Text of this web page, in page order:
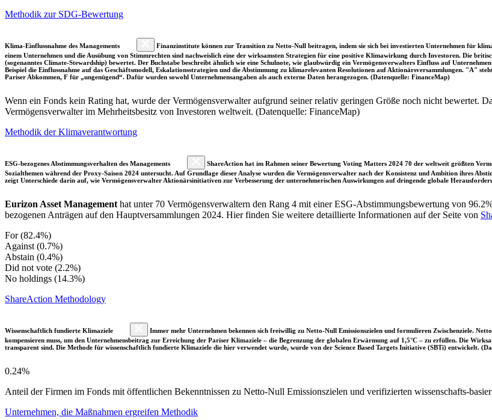
Methodik zur SDG-Bewertung
Klima-Einflussnahme des Managements
Finanzinstitute können zur Transition zu Netto-Null beitragen, indem sie sich bei investierten Unternehmen für
einem Unternehmen und die Ausübung von Stimmrechten sind nachweislich eine der wirksamsten Strategien für eine positive Klimawirkung durch Investoren. Die
(sogenanntes Climate-Stewardship) bewertet. Der Buchstabe beschreibt ähnlich wie eine Schulnote, wie glaubwürdig ein Vermögensverwalters Einfluss auf
Beispiel die Einflussnahme auf das Geschäftsmodell, Eskalationsstrategien und die Abstimmung zu klimarelevanten Resolutionen auf Aktionärsversammlungen. "A"
Pariser Abkommen, F für „ungenügend“. Dafür wurden sowohl Unternehmensangaben als auch externe Daten herangezogen. (Datenquelle: FinanceMap)
Wenn ein Fonds kein Rating hat, wurde der Vermögensverwalter aufgrund seiner relativ geringen Größe noch nicht bewertet.
Vermögensverwalter im Mehrheitsbesitz von Investoren weltweit. (Datenquelle: FinanceMap)
Methodik der Klimaverantwortung
ESG-bezogenes Abstimmungsverhalten des Managements
ShareAction hat im Rahmen seiner Bewertung Voting Matters 2024 70 der weltweit größten
Sozialthemen während der Proxy-Saison 2024 untersucht. Auf Grundlage dieser Analyse wurden die Vermögensverwalter nach der Konsistenz und Ambition ihres
zeigt Unterschiede darin auf, wie Vermögensverwalter Aktionärsinitiativen zur Verbesserung der unternehmerischen Auswirkungen auf dringende globale
Eurizon Asset Management hat unter 70 Vermögensverwaltern den Rang 4 mit einer ESG-Abstimmungsbewertung von
bezogenen Anträgen auf den Hauptversammlungen 2024. Hier finden Sie weitere detaillierte Informationen auf der Seite von
For (82.4%)
Against (0.7%)
Abstain (0.4%)
Did not vote (2.2%)
No holdings (14.3%)
ShareAction Methodology
Wissenschaftlich fundierte Klimaziele
Immer mehr Unternehmen bekennen sich freiwillig zu Netto-Null Emissionszielen und formulieren Zwischenziele.
kompensieren muss, um den Unternehmensbeitrag zur Erreichung der Pariser Klimaziele – die Begrenzung der globalen Erwärmung auf 1,5°C – zu erfüllen. Die
transparent sind. Die Methode für wissenschaftlich fundierte Klimaziele die hier verwendet wurde, wurde von der Science Based Targets Initiative (SBTi) entwickelt.
0.24%
Anteil der Firmen im Fonds mit öffentlichen Bekenntnissen zu Netto-Null Emissionszielen und verifizierten wissenschafts-
Unternehmen, die Maßnahmen ergreifen Methodik